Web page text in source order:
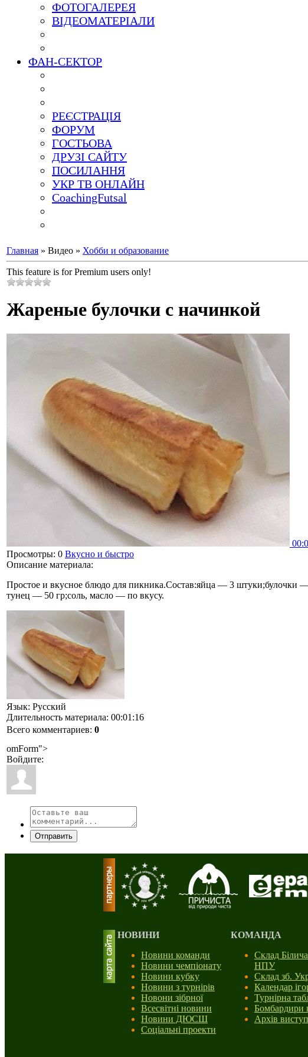
ФОТОГАЛЕРЕЯ
ВІДЕОМАТЕРІАЛИ
ФАН-СЕКТОР
РЕЄСТРАЦІЯ
ФОРУМ
ГОСТЬОВА
ДРУЗІ САЙТУ
ПОСИЛАННЯ
УКР ТВ ОНЛАЙН
CoachingFutsal
Главная » Видео » Хобби и образование
This feature is for Premium users only!
Жареные булочки с начинкой
Просмотры: 0 Вкусно и быстро
Описание материала:
Простое и вкусное блюдо для пикника.Состав:яйца — 3
тунец — 50 гр;соль, масло — по вкусу.
Язык: Русский
Длительность материала: 00:01:16
Всего комментариев: 0
omForm">
Войдите:
Отправить
НОВИНИ
Новини команди
Новини чемпіонату
Новини кубку
Новини з турнірів
Новони зібрної
Всесвітні новини
Новини ДЮСШ
Соціальні проекти
КОМАНДА
Склад
НПУ
Склад зб.
Календар
Турнірна
Бомбардири
Архів